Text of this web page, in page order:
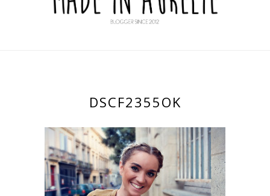
DSCF2355OK